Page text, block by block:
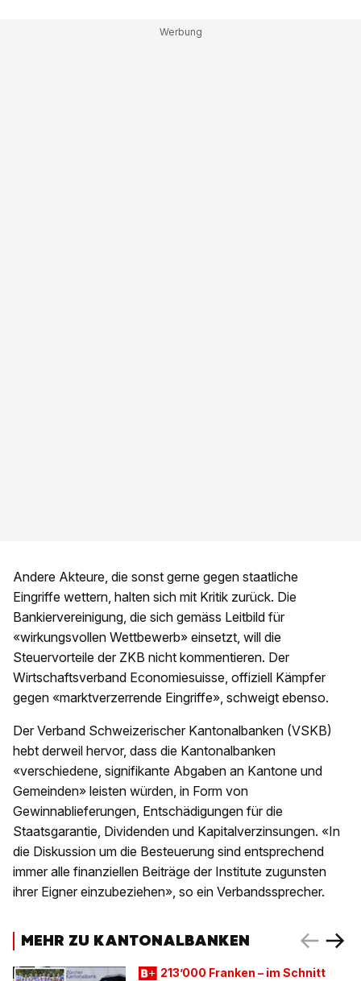
Andere Akteure, die sonst gerne gegen staatliche
Eingriffe wettern, halten sich mit Kritik zurück. Die
Bankiervereinigung, die sich gemäss Leitbild für
«wirkungsvollen Wettbewerb» einsetzt, will die
Steuervorteile der ZKB nicht kommentieren. Der
Wirtschaftsverband Economiesuisse, offiziell Kämpfer
gegen «marktverzerrende Eingriffe», schweigt ebenso.
Der Verband Schweizerischer Kantonalbanken (VSKB)
hebt derweil hervor, dass die Kantonalbanken
«verschiedene, signifikante Abgaben an Kantone und
Gemeinden» leisten würden, in Form von
Gewinnablieferungen, Entschädigungen für die
Staatsgarantie, Dividenden und Kapitalverzinsungen. «In
die Diskussion um die Besteuerung sind entsprechend
immer alle finanziellen Beiträge der Institute zugunsten
ihrer Eigner einzubeziehen», so ein Verbandssprecher.
MEHR ZU KANTONALBANKEN
213’000 Franken – im Schnitt